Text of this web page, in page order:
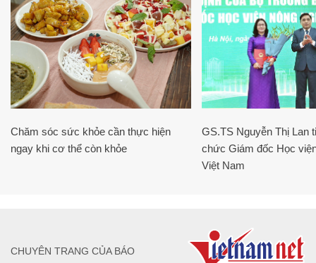
Chăm sóc sức khỏe cần thực hiện
ngay khi cơ thể còn khỏe
GS.TS Nguyễn Thị Lan
chức Giám đốc Học
Việt Nam
CHUYÊN TRANG CỦA BÁO